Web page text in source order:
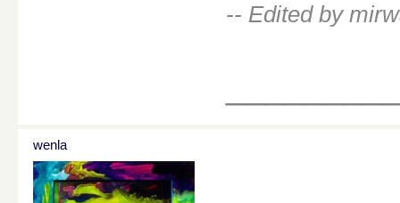
-- Edited by
wenla